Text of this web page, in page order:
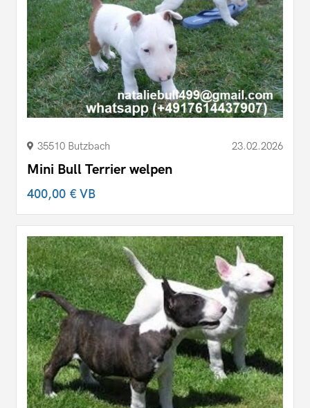
35510 Butzbach 23.02.2026
Mini Bull Terrier welpen
400,00 €VB